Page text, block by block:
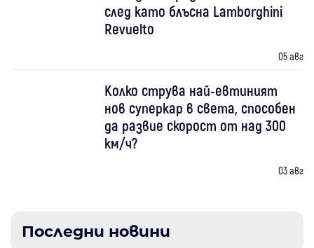
след като блъсна Lamborghini
Revuelto
05 авг
Колко струва най-евтиният
нов суперкар в света, способен
да развие скорост от над 300
км/ч?
03 авг
Последни новини